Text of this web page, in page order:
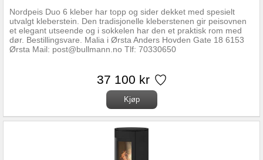
Nordpeis Duo 6 kleber har topp og sider dekket med spesielt
utvalgt kleberstein. Den tradisjonelle kleberstenen gir peisovnen
et elegant utseende og i sokkelen har den et praktisk rom med
dør. Bestillingsvare. Malia i Ørsta Anders Hovden Gate 18 6153
Ørsta Mail: post@bullmann.no Tlf: 70330650
37 100 kr